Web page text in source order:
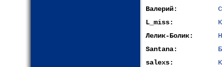
Валерий:
L_miss:
Лелик-Болик:
Santana:
salexs: